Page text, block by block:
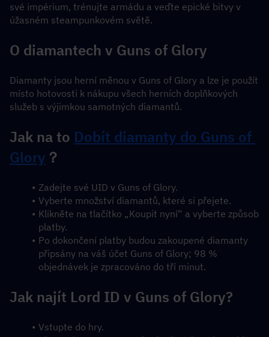
své impérium, trénujte armádu a veďte epické bitvy v
úžasném steampunkovém světě.
O diamantech v Guns of Glory
Diamanty jsou herní měnou v Guns of Glory a lze je použít
místo hotovosti k nákupu všech herních doplňkových
služeb s výjimkou samotných diamantů.
Jak na to Dobít diamanty do Guns of
Glory ？
Zadejte své UID v Guns of Glory.
Vyberte množství diamantů, které si přejete.
Klikněte na tlačítko „Koupit nyní“ a vyberte způsob
platby.
Po dokončení platby budou zakoupené diamanty
připsány na váš účet Guns of Glory; 98 %
objednávek je zpracováno do tří minut.
Jak najít Lord ID v Guns of Glory?
Vstupte do hry.